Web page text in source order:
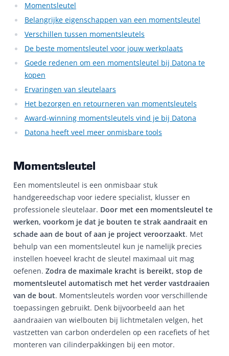
Momentsleutel
Belangrijke eigenschappen van een momentsleutel
Verschillen tussen momentsleutels
De beste momentsleutel voor jouw werkplaats
Goede redenen om een momentsleutel bij Datona te
kopen
Ervaringen van sleutelaars
Het bezorgen en retourneren van momentsleutels
Award-winning momentsleutels vind je bij Datona
Datona heeft veel meer onmisbare tools
Momentsleutel
Een momentsleutel is een onmisbaar stuk
handgereedschap voor iedere specialist, klusser en
professionele sleutelaar. Door met een momentsleutel te
werken, voorkom je dat je bouten te strak aandraait en
schade aan de bout of aan je project veroorzaakt. Met
behulp van een momentsleutel kun je namelijk precies
instellen hoeveel kracht de sleutel maximaal uit mag
oefenen. Zodra de maximale kracht is bereikt, stop de
momentsleutel automatisch met het verder vastdraaien
van de bout. Momentsleutels worden voor verschillende
toepassingen gebruikt. Denk bijvoorbeeld aan het
aandraaien van wielbouten bij lichtmetalen velgen, het
vastzetten van carbon onderdelen op een racefiets of het
monteren van cilinderpakkingen bij een motor.